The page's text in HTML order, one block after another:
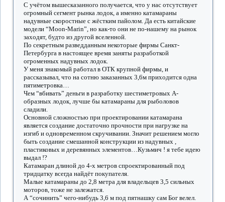
С учётом вышесказанного получается, что у нас отсутствует
огромный сегмент рынка лодок, а именно катамараны
надувные скоростные с жёстким пайолом. Да есть китайские
модели “Moon-Marin”, но как-то они не по-нашему на рынок
заходят, будто из другой вселенной.
По секретным разведданным некоторые фирмы Санкт-
Петербурга в настоящее время заняты разработкой
огроменных надувных лодок.
У меня знакомый работал в ОТК крупной фирмы, и
рассказывал, что на сотню заказанных 3,6м приходится одна
пятиметровка…
Чем “вбивать” деньги в разработку шестиметровых А-
образных лодок, лучше бы катамараны для рыболовов
сладили.
Основной сложностью при проектировании катамарана
является создание достаточно прочности при нагрузке на
изгиб и одновременном скручивании. Значит решением могло
быть создание смешанной конструкции из надувных ,
пластиковых и деревянных элементов…Кузьмич ! я тебе идею
выдал !?
Катамаран длиной до 4-х метров спроектированный под
тридцатку всегда найдёт покупателя.
Малые катамараны до 2,8 метра для владельцев 3,5 сильных
моторов, тоже не залежатся.
А “сочинить” чего-нибудь 3,6 м под пятнашку сам Бог велел.